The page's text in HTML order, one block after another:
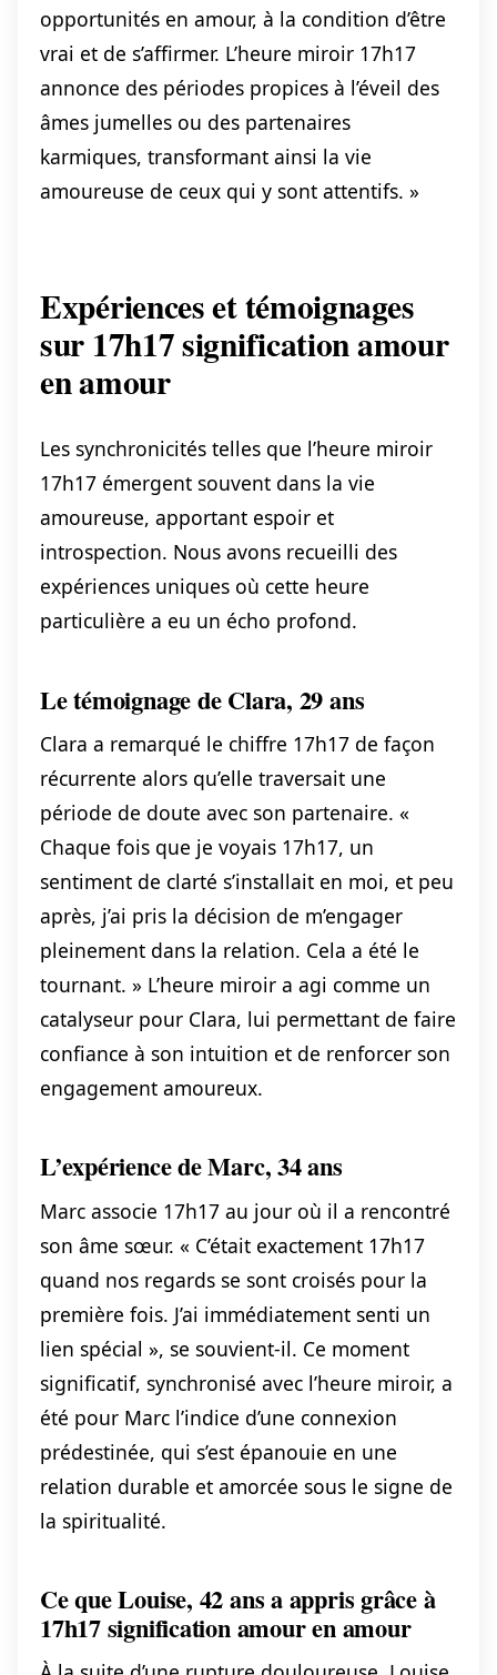
opportunités en amour, à la condition d’être
vrai et de s’affirmer. L’heure miroir 17h17
annonce des périodes propices à l’éveil des
âmes jumelles ou des partenaires
karmiques, transformant ainsi la vie
amoureuse de ceux qui y sont attentifs. »
Expériences et témoignages
sur 17h17 signification amour
en amour
Les synchronicités telles que l’heure miroir
17h17 émergent souvent dans la vie
amoureuse, apportant espoir et
introspection. Nous avons recueilli des
expériences uniques où cette heure
particulière a eu un écho profond.
Le témoignage de Clara, 29 ans
Clara a remarqué le chiffre 17h17 de façon
récurrente alors qu’elle traversait une
période de doute avec son partenaire. «
Chaque fois que je voyais 17h17, un
sentiment de clarté s’installait en moi, et peu
après, j’ai pris la décision de m’engager
pleinement dans la relation. Cela a été le
tournant. » L’heure miroir a agi comme un
catalyseur pour Clara, lui permettant de faire
confiance à son intuition et de renforcer son
engagement amoureux.
L’expérience de Marc, 34 ans
Marc associe 17h17 au jour où il a rencontré
son âme sœur. « C’était exactement 17h17
quand nos regards se sont croisés pour la
première fois. J’ai immédiatement senti un
lien spécial », se souvient-il. Ce moment
significatif, synchronisé avec l’heure miroir, a
été pour Marc l’indice d’une connexion
prédestinée, qui s’est épanouie en une
relation durable et amorcée sous le signe de
la spiritualité.
Ce que Louise, 42 ans a appris grâce à
17h17 signification amour en amour